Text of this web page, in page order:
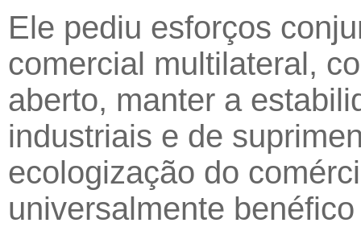
Ele pediu esforços
comercial multilateral,
aberto, manter a
industriais e de
ecologização do
universalmente